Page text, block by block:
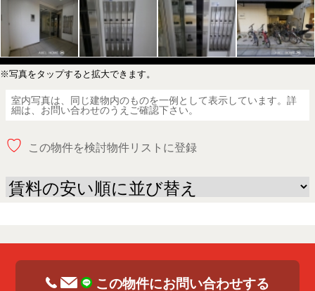
※写真をタップすると拡大できます。
室内写真は、同じ建物内のものを一例として表示しています。詳
細は、お問い合わせのうえご確認下さい。
♡ この物件を検討物件リストに登録
この物件にお問い合わせする